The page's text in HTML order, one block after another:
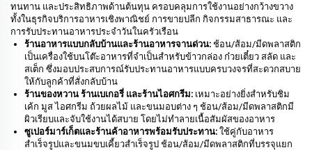
ทนทาน และประสิทธิภาพด้านต้นทุน ครอบคลุมการใช้งานอย่างกว้างขวาง
ทั้งในธุรกิจบริการอาหารเชิงพาณิชย์ การขายปลีก กิจกรรมสาธารณะ และ
การรับประทานอาหารประจำวันในครัวเรือน
ร้านอาหารแบบกลับบ้านและร้านอาหารจานด่วน: ช้อน/ส้อม/มีดพลาสติก
เป็นเครื่องใช้บนโต๊ะอาหารที่จำเป็นสำหรับข้าวกล่อง ก๋วยเตี๋ยว สลัด และ
สเต็ก ซึ่งมอบประสบการณ์รับประทานอาหารแบบครบวงจรที่สะดวกสบาย
ให้กับลูกค้าที่สั่งกลับบ้าน
ร้านของหวาน ร้านเบเกอรี่ และร้านไอศกรีม: เหมาะอย่างยิ่งสำหรับชิม
เค้ก มูส ไอศกรีม ถ้วยผลไม้ และขนมอบต่าง ๆ ช้อน/ส้อม/มีดพลาสติกมี
ผิวเรียบและจับใช้งานได้สบาย โดยไม่ทำลายเนื้อสัมผัสของอาหาร
ซูเปอร์มาร์เก็ตและร้านค้าอาหารพร้อมรับประทาน: ใช้คู่กับอาหาร
สำเร็จรูปและขนมขบเคี้ยวสำเร็จรูป ช้อน/ส้อม/มีดพลาสติกที่บรรจุแยก